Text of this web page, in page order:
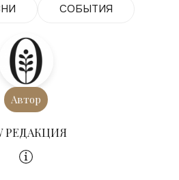
СОБЫТИЯ
Автор
РЕДАКЦИЯ